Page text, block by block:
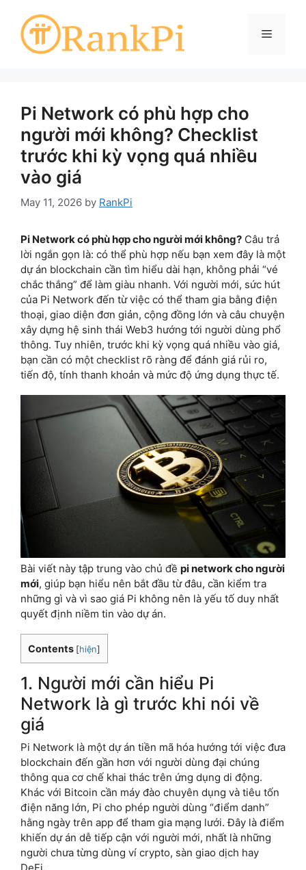
content
Menu
Pi Network có phù hợp cho
người mới không? Checklist
trước khi kỳ vọng quá nhiều
vào giá
May 11, 2026 by RankPi
Pi Network có phù hợp cho người mới không? Câu trả
lời ngắn gọn là: có thể phù hợp nếu bạn xem đây là một
dự án blockchain cần tìm hiểu dài hạn, không phải “vé
chắc thắng” để làm giàu nhanh. Với người mới, sức hút
của Pi Network đến từ việc có thể tham gia bằng điện
thoại, giao diện đơn giản, cộng đồng lớn và câu chuyện
xây dựng hệ sinh thái Web3 hướng tới người dùng phổ
thông. Tuy nhiên, trước khi kỳ vọng quá nhiều vào giá,
bạn cần có một checklist rõ ràng để đánh giá rủi ro,
tiến độ, tính thanh khoản và mức độ ứng dụng thực tế.
Bài viết này tập trung vào chủ đề pi network cho người
mới, giúp bạn hiểu nên bắt đầu từ đâu, cần kiểm tra
những gì và vì sao giá Pi không nên là yếu tố duy nhất
quyết định niềm tin vào dự án.
Contents [hiện]
1. Người mới cần hiểu Pi
Network là gì trước khi nói về
giá
Pi Network là một dự án tiền mã hóa hướng tới việc đưa
blockchain đến gần hơn với người dùng đại chúng
thông qua cơ chế khai thác trên ứng dụng di động.
Khác với Bitcoin cần máy đào chuyên dụng và tiêu tốn
điện năng lớn, Pi cho phép người dùng “điểm danh”
hằng ngày trên app để tham gia mạng lưới. Đây là điểm
khiến dự án dễ tiếp cận với người mới, nhất là những
người chưa từng dùng ví crypto, sàn giao dịch hay